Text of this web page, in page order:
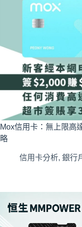
Mox信用卡：無上限高
略
信用卡分析, 銀行